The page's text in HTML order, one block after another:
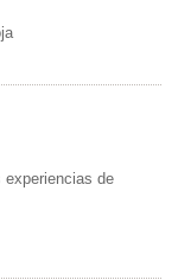
experiencias de